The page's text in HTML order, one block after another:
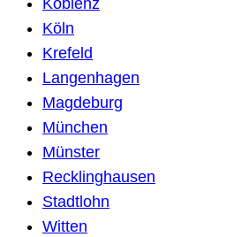
Koblenz
Köln
Krefeld
Langenhagen
Magdeburg
München
Münster
Recklinghausen
Stadtlohn
Witten